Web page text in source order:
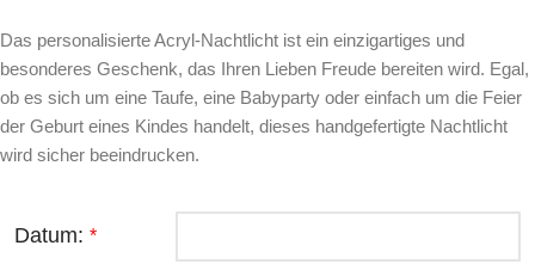
Das personalisierte Acryl-Nachtlicht ist ein einzigartiges und
besonderes Geschenk, das Ihren Lieben Freude bereiten wird. Egal,
ob es sich um eine Taufe, eine Babyparty oder einfach um die Feier
der Geburt eines Kindes handelt, dieses handgefertigte Nachtlicht
wird sicher beeindrucken.
Datum: *